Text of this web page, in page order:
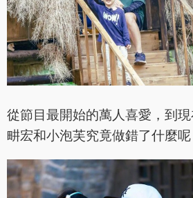
從節目最開始的萬人喜愛，到
畊宏和小泡芙究竟做錯了什麼呢